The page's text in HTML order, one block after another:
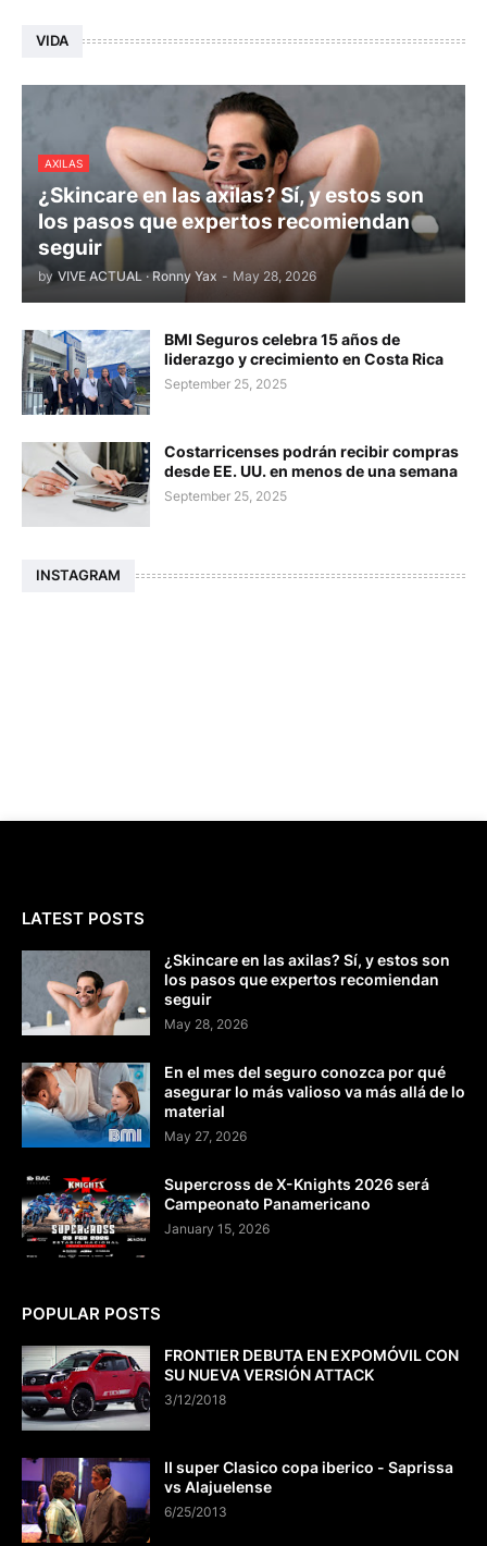
VIDA
AXILAS
¿Skincare en las axilas? Sí, y estos son
los pasos que expertos recomiendan
seguir
by VIVE ACTUAL · Ronny Yax - May 28, 2026
BMI Seguros celebra 15 años de
liderazgo y crecimiento en Costa Rica
September 25, 2025
Costarricenses podrán recibir compras
desde EE. UU. en menos de una semana
September 25, 2025
INSTAGRAM
LATEST POSTS
¿Skincare en las axilas? Sí, y estos son
los pasos que expertos recomiendan
seguir
May 28, 2026
En el mes del seguro conozca por qué
asegurar lo más valioso va más allá de lo
material
May 27, 2026
Supercross de X-Knights 2026 será
Campeonato Panamericano
January 15, 2026
POPULAR POSTS
FRONTIER DEBUTA EN EXPOMÓVIL CON
SU NUEVA VERSIÓN ATTACK
3/12/2018
II super Clasico copa iberico - Saprissa
vs Alajuelense
6/25/2013